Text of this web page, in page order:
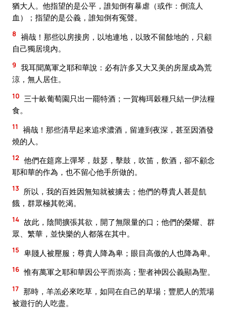
猶大人。他指望的是公平，誰知倒有暴虐（或作：倒流人
血）；指望的是公義，誰知倒有冤聲。
8 禍哉！那些以房接房，以地連地，以致不留餘地的，只顧
自己獨居境內。
9 我耳聞萬軍之耶和華說：必有許多又大又美的房屋成為荒
涼，無人居住。
10 三十畝葡萄園只出一罷特酒；一賀梅珥穀種只結一伊法糧
食。
11
禍哉！那些清早起來追求濃酒，留連到夜深，甚至因酒發
燒的人。
12 他們在筵席上彈琴，鼓瑟，擊鼓，吹笛，飲酒，卻不顧念
耶和華的作為，也不留心他手所做的。
13
所以，我的百姓因無知就被擄去；他們的尊貴人甚是飢
餓，群眾極其乾渴。
14 故此，陰間擴張其欲，開了無限量的口；他們的榮耀、群
眾、繁華，並快樂的人都落在其中。
15 卑賤人被壓服；尊貴人降為卑；眼目高傲的人也降為卑。
16 惟有萬軍之耶和華因公平而崇高；聖者神因公義顯為聖。
17 那時，羊羔必來吃草，如同在自己的草場；豐肥人的荒場
被遊行的人吃盡。